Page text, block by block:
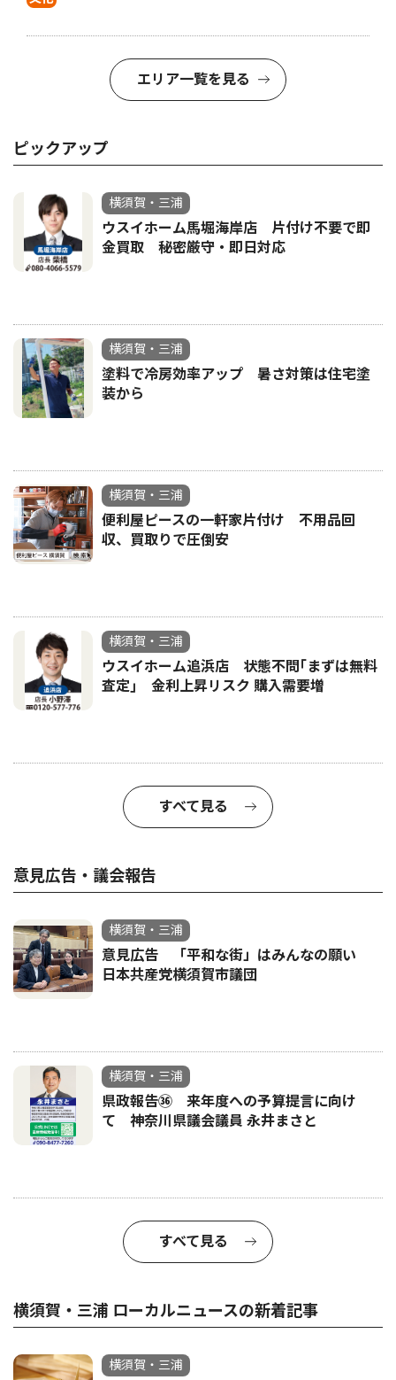
エリア一覧を見る
ピックアップ
横須賀・三浦
ウスイホーム馬堀海岸店 片付け不要で即
金買取 秘密厳守・即日対応
横須賀・三浦
塗料で冷房効率アップ 暑さ対策は住宅塗
装から
横須賀・三浦
便利屋ピースの一軒家片付け 不用品回
収、買取りで圧倒安
横須賀・三浦
ウスイホーム追浜店 状態不問｢まずは無料
査定｣ 金利上昇リスク 購入需要増
すべて見る
意見広告・議会報告
横須賀・三浦
意見広告 「平和な街」はみんなの願い
日本共産党横須賀市議団
横須賀・三浦
県政報告㊱ 来年度への予算提言に向け
て 神奈川県議会議員 永井まさと
すべて見る
横須賀・三浦 ローカルニュースの新着記事
横須賀・三浦